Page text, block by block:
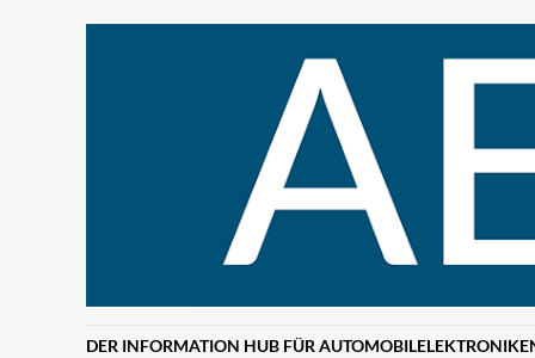
DER INFORMATION HUB FÜR